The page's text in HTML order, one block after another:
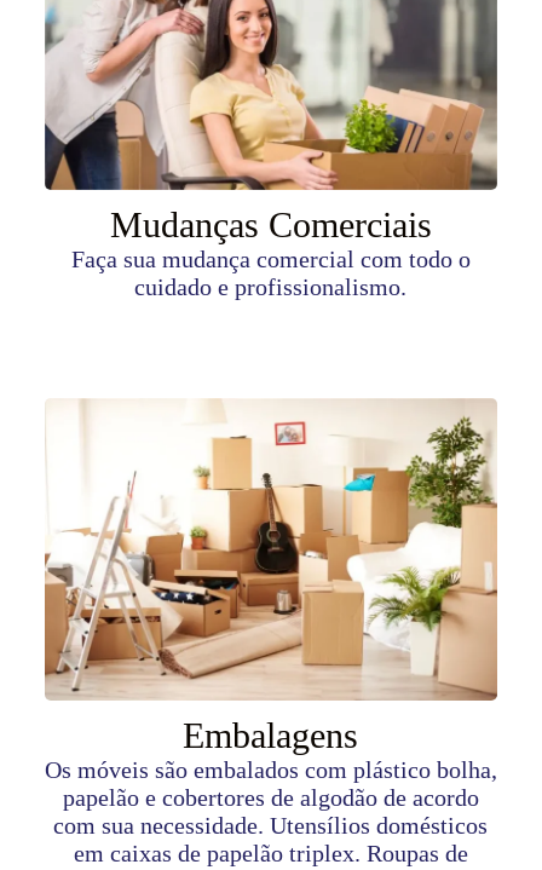
Mudanças Comerciais
Faça sua mudança comercial com todo o
cuidado e profissionalismo.
Embalagens
Os móveis são embalados com plástico bolha,
papelão e cobertores de algodão de acordo
com sua necessidade. Utensílios domésticos
em caixas de papelão triplex. Roupas de